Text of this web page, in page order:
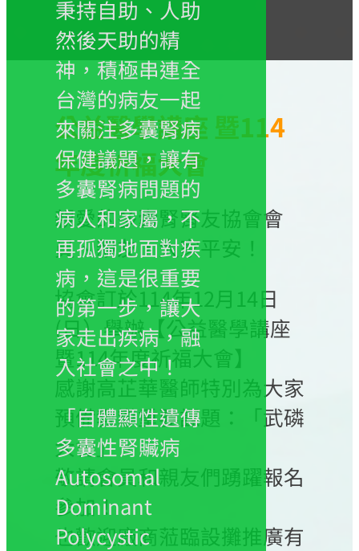
秉持自助、人助
然後天助的精
神，積極串連全
台灣的病友一起
來關注多囊腎病
保健議題，讓有
多囊腎病問題的
病人和家屬，不
再孤獨地面對疾
病，這是很重要
的第一步，讓大
家走出疾病，融
入社會之中！
「自體顯性遺傳
多囊性腎贜病
Autosomal
Dominant
Polycystic
公益醫學講座 暨114
年度祈福大會
親愛的多囊腎腎友協會會
員、親友，大家平安！
協會訂於114年12月14日
(日）舉辦【公益醫學講座
暨114年度祈福大會】
感謝高芷華醫師特別為大家
預備教導重要課題：「武磷
大會」。
敬請會員和親友們踴躍報名
參加！
也歡迎廠商蒞臨設攤推廣有